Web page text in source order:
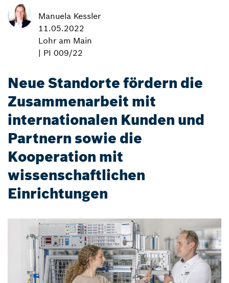
Manuela Kessler
11.05.2022
Lohr am Main
| PI 009/22
Neue Standorte fördern die
Zusammenarbeit mit
internationalen Kunden und
Partnern sowie die
Kooperation mit
wissenschaftlichen
Einrichtungen